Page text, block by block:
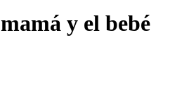
y el bebé